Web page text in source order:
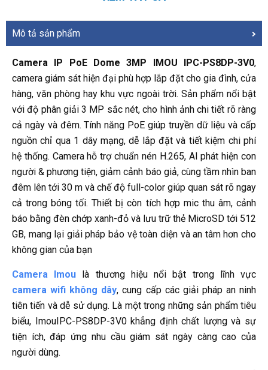
Mô tả sản phẩm
Camera IP PoE Dome 3MP IMOU IPC-PS8DP-3V0,
camera giám sát hiện đại phù hợp lắp đặt cho gia đình, cửa
hàng, văn phòng hay khu vực ngoài trời. Sản phẩm nổi bật
với độ phân giải 3 MP sắc nét, cho hình ảnh chi tiết rõ ràng
cả ngày và đêm. Tính năng PoE giúp truyền dữ liệu và cấp
nguồn chỉ qua 1 dây mạng, dễ lắp đặt và tiết kiệm chi phí
hệ thống. Camera hỗ trợ chuẩn nén H.265, AI phát hiện con
người & phương tiện, giảm cảnh báo giả, cùng tầm nhìn ban
đêm lên tới 30 m và chế độ full-color giúp quan sát rõ ngay
cả trong bóng tối. Thiết bị còn tích hợp mic thu âm, cảnh
báo bằng đèn chớp xanh-đỏ và lưu trữ thẻ MicroSD tới 512
GB, mang lại giải pháp bảo vệ toàn diện và an tâm hơn cho
không gian của bạn
Camera Imou là thương hiệu nổi bật trong lĩnh vực
camera wifi không dây, cung cấp các giải pháp an ninh
tiên tiến và dễ sử dụng. Là một trong những sản phẩm tiêu
biểu, ImouIPC-PS8DP-3V0 khẳng định chất lượng và sự
tiện ích, đáp ứng nhu cầu giám sát ngày càng cao của
người dùng.